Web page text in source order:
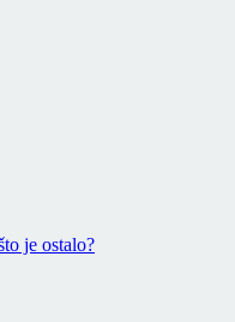
je ostalo?